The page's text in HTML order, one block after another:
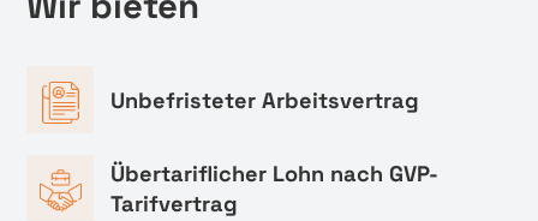
Unbefristeter Arbeitsvertrag
Übertariflicher Lohn nach GVP-
Tarifvertrag